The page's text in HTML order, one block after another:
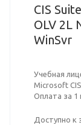
CIS
OLV 2L
WinSvr
Учебная
Microsoft
Оплата за 1
Доступно к